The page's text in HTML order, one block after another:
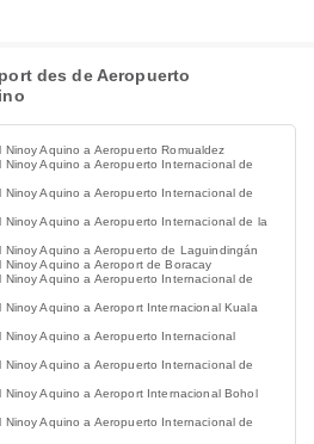
des de Aeropuerto
Aquino a Aeropuerto Romualdez
Aquino a Aeropuerto Internacional de
Aquino a Aeropuerto Internacional de
Aquino a Aeropuerto Internacional de la
Aquino a Aeropuerto de Laguindingán
Aquino a Aeroport de Boracay
Aquino a Aeropuerto Internacional de
Aquino a Aeroport Internacional Kuala
Aquino a Aeropuerto Internacional
Aquino a Aeropuerto Internacional de
Aquino a Aeroport Internacional Bohol
Aquino a Aeropuerto Internacional de